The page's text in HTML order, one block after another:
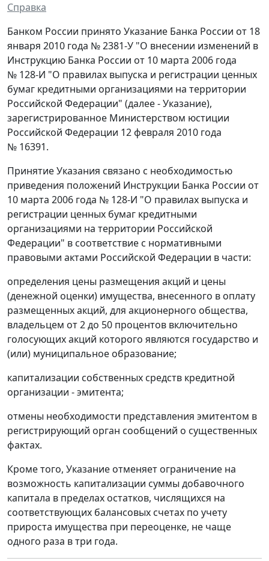
Справка
Банком России принято Указание Банка России от 18
января 2010 года № 2381-У "О внесении изменений в
Инструкцию Банка России от 10 марта 2006 года
№ 128-И "О правилах выпуска и регистрации ценных
бумаг кредитными организациями на территории
Российской Федерации" (далее - Указание),
зарегистрированное Министерством юстиции
Российской Федерации 12 февраля 2010 года
№ 16391.
Принятие Указания связано с необходимостью
приведения положений Инструкции Банка России от
10 марта 2006 года № 128-И "О правилах выпуска и
регистрации ценных бумаг кредитными
организациями на территории Российской
Федерации" в соответствие с нормативными
правовыми актами Российской Федерации в части:
определения цены размещения акций и цены
(денежной оценки) имущества, внесенного в оплату
размещенных акций, для акционерного общества,
владельцем от 2 до 50 процентов включительно
голосующих акций которого являются государство и
(или) муниципальное образование;
капитализации собственных средств кредитной
организации - эмитента;
отмены необходимости представления эмитентом в
регистрирующий орган сообщений о существенных
фактах.
Кроме того, Указание отменяет ограничение на
возможность капитализации суммы добавочного
капитала в пределах остатков, числящихся на
соответствующих балансовых счетах по учету
прироста имущества при переоценке, не чаще
одного раза в три года.